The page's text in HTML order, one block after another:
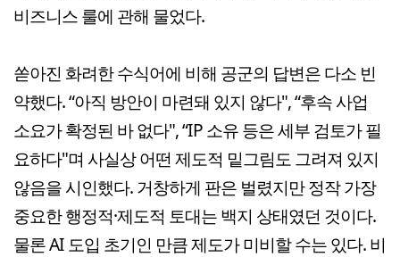
비즈니스 룰에 관해 물었다.
쏟아진 화려한 수식어에 비해 공군의 답변은 다소 빈
약했다. “아직 방안이 마련돼 있지 않다", “후속 사업
소요가 확정된 바 없다", “IP 소유 등은 세부 검토가 필
요하다"며 사실상 어떤 제도적 밑그림도 그려져 있지
않음을 시인했다. 거창하게 판은 벌렸지만 정작 가장
중요한 행정적·제도적 토대는 백지 상태였던 것이다.
물론 AI 도입 초기인 만큼 제도가 미비할 수는 있다. 비